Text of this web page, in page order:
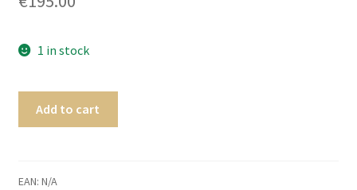
1 in stock
Add to cart
EAN: N/A